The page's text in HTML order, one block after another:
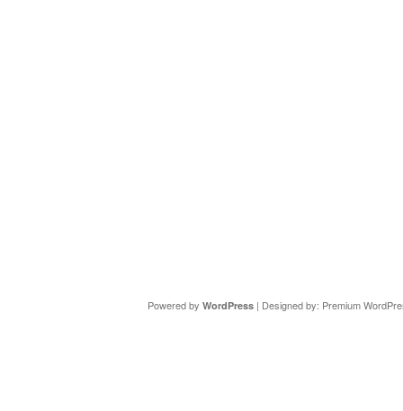
Powered by WordPress| Designed by: Premium